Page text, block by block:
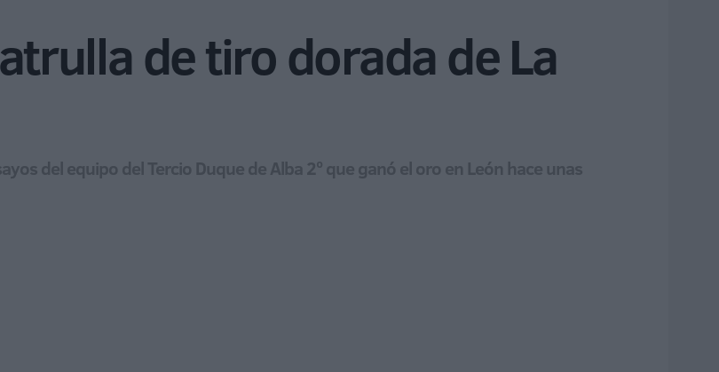
de tiro dorada de La
del equipo del Tercio Duque de Alba 2º que ganó el oro en León hace unas